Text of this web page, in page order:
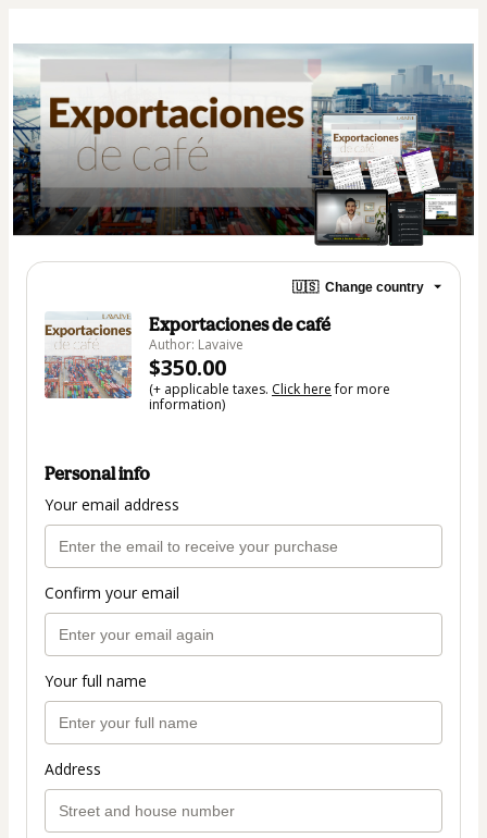
🇺🇸 Change country
Exportaciones de café
Author: Lavaive
$350.00
(+ applicable taxes. Click herefor more
information)
Personal info
Your email address
Confirm your email
Your full name
Address